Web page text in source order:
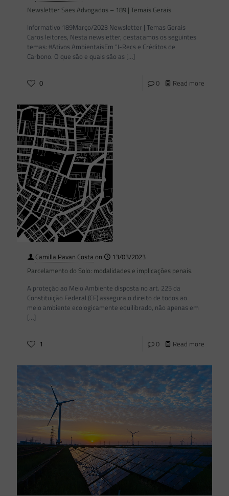
Newsletter Saes Advogados – 189 | Temais Gerais
Informativo 189Março/2023 Newsletter | Temas Gerais
Caros leitores, Nesta newsletter, destacamos os seguintes
temas: #Ativos AmbientaisEm “I-Recs e Créditos de
Carbono. O que são e quais são as […]
0 0 Read more
Camilla Pavan Costa on
13/03/2023
Parcelamento do Solo: modalidades e implicações penais.
A proteção ao Meio Ambiente disposta no art. 225 da
Constituição Federal (CF) assegura o direito de todos ao
meio ambiente ecologicamente equilibrado, não apenas em
[…]
1 0 Read more